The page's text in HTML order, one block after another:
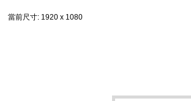
當前尺寸: 1920 x 1080